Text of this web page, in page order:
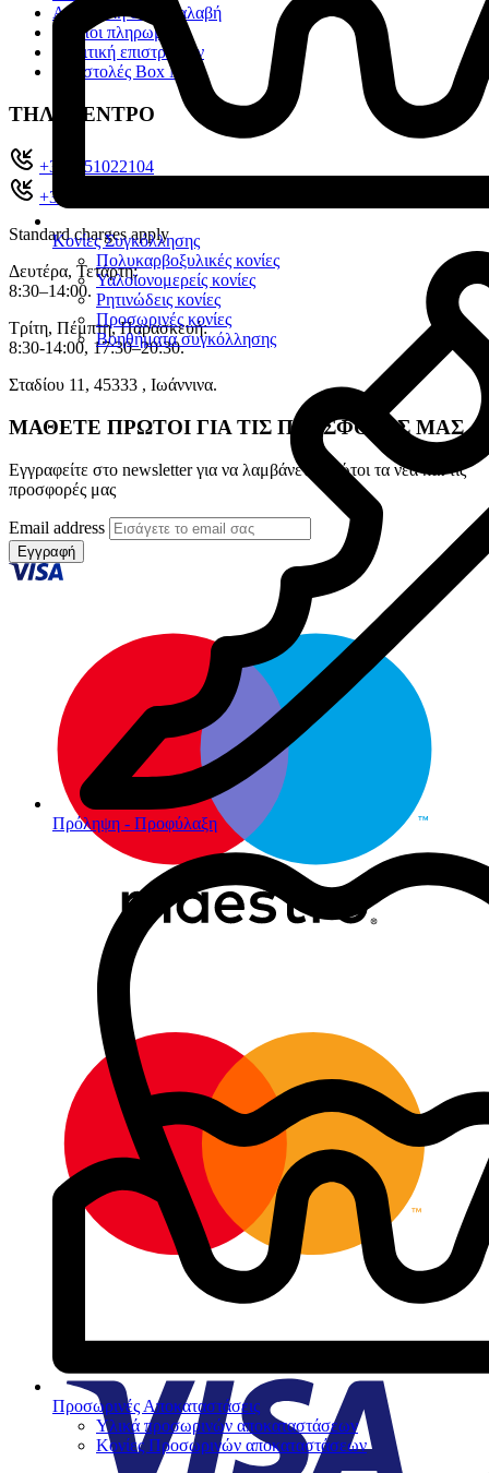
Κονίες Συγκόλλησης
Πολυκαρβοξυλικές κονίες
Υαλοϊονομερείς κονίες
Ρητινώδεις κονίες
Προσωρινές κονίες
Βοηθήματα συγκόλλησης
Πρόληψη - Προφύλαξη
Προσωρινές Αποκαταστάσεις
Υλικά προσωρινών αποκαταστάσεων
Κονίες Προσωρινών αποκαταστάσεων
Αποστολή & Παραλαβή
Τρόποι πληρωμής
Πολιτική επιστροφών
Αποστολές Box Now
ΤΗΛ. ΚΕΝΤΡΟ
+302651022104
+30 26510 71321
Standard charges apply
Δευτέρα, Τετάρτη:
8:30–14:00.
Τρίτη, Πέμπτη, Παρασκευή:
8:30-14:00, 17:30–20:30.
Σταδίου 11, 45333 , Ιωάννινα.
ΜΑΘΕΤΕ ΠΡΩΤΟΙ ΓΙΑ ΤΙΣ ΠΡΟΣΦΟΡΕΣ ΜΑΣ
Εγγραφείτε στο newsletter για να λαμβάνετε πρώτοι τα νέα και τις
προσφορές μας
Email address
Εγγραφή